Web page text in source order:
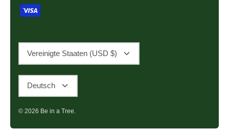
Vereinigte Staaten (USD $)
Sprache
Deutsch
© 2026 Be in a Tree.